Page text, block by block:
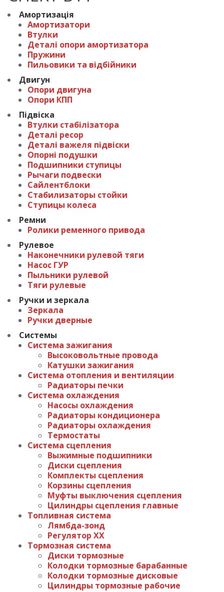
Амортизація
Амортизатори
Втулки
Деталі опори амортизатора
Пружини
Пильовики та відбійники
Двигун
Опори двигуна
Опори КПП
Підвіска
Втулки стабілізатора
Деталі ресор
Деталі важеля підвіски
Опорні подушки
Подшипники ступицы
Рычаги подвески
Сайлентблоки
Стабилизаторы стойки
Ступицы колеса
Ремни
Ролики ременного привода
Рулевое
Наконечники рулевой тяги
Насос ГУР
Пыльники рулевой
Тяги рулевые
Ручки и зеркала
Зеркала
Ручки дверные
Системы
Система зажигания
Высоковольтные провода
Катушки зажигания
Система отопления и вентиляции
Радиаторы печки
Система охлаждения
Насосы охлаждения
Радиаторы кондиционера
Радиаторы охлаждения
Термостаты
Система сцепления
Выжимные подшипники
Диски сцепления
Комплекты сцепления
Корзины сцепления
Муфты выключения сцепления
Цилиндры сцепления главные
Топливная система
Лямбда-зонд
Регулятор ХХ
Тормозная система
Диски тормозные
Колодки тормозные барабанные
Колодки тормозные дисковые
Цилиндры тормозные рабочие